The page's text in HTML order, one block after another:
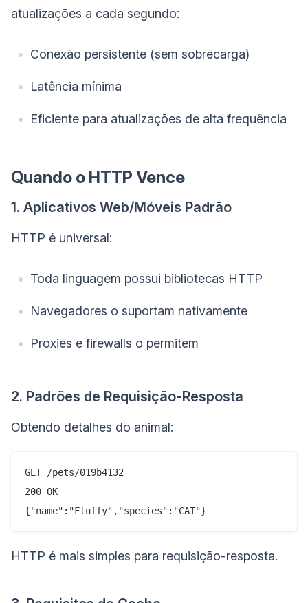
atualizações a cada segundo:
Conexão persistente (sem sobrecarga)
Latência mínima
Eficiente para atualizações de alta frequência
Quando o HTTP Vence
1. Aplicativos Web/Móveis Padrão
HTTP é universal:
Toda linguagem possui bibliotecas HTTP
Navegadores o suportam nativamente
Proxies e firewalls o permitem
2. Padrões de Requisição-Resposta
Obtendo detalhes do animal:
GET /pets/019b4132
200 OK
HTTP é mais simples para requisição-resposta.